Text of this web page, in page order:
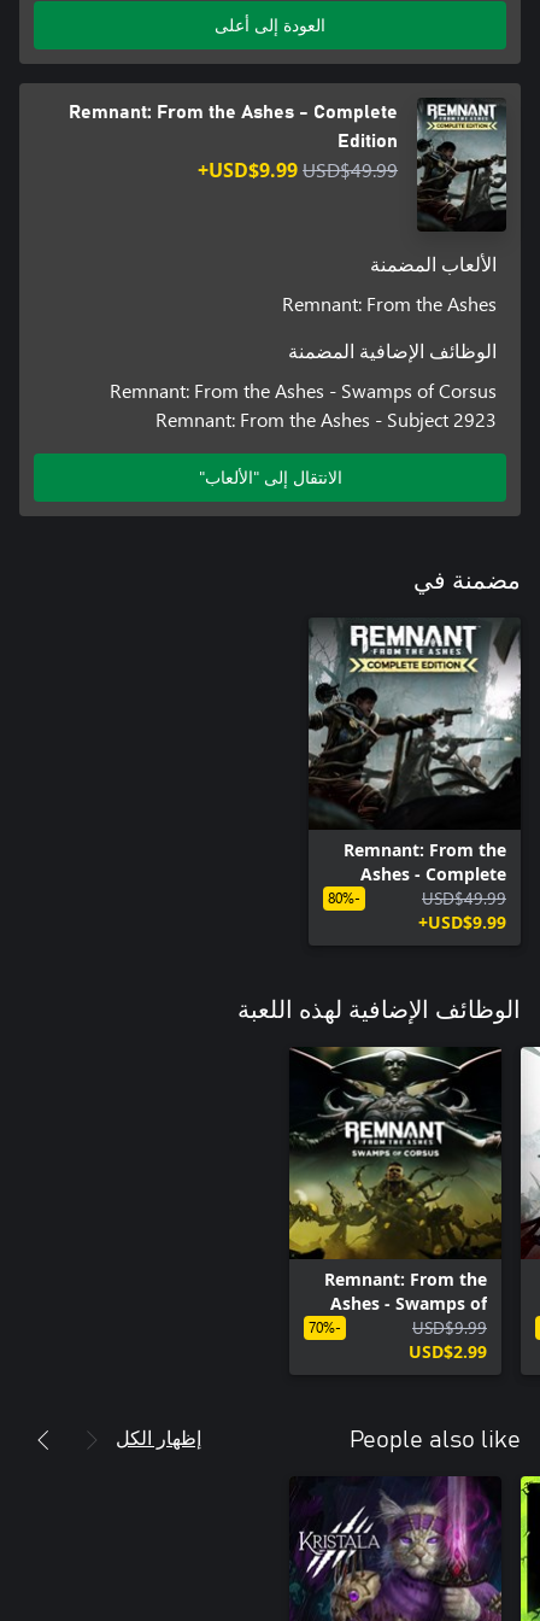
Invading other worlds to seek an end to the Root is dangerous
and survival is far from guaranteed. Team up with up to two
other players to increase your chances of survival. Teamwork is
and unlock its greatest rewards.
العودة إلى أعلى
Remnant: From the Ashes - Complete
Edition
USD$49.99
USD$9.99+
الألعاب المضمنة
Remnant: From the Ashes
الوظائف الإضافية المضمنة
Remnant: From the Ashes - Swamps of Corsus
Remnant: From the Ashes - Subject 2923
الانتقال إلى "الألعاب"
مضمنة في
Remnant: From the
Ashes - Complete
Edition
USD$49.99
USD$9.99+
-80%
الوظائف الإضافية لهذه اللعبة
Remnant: From the
Ashes - Swamps of
Corsus
USD$9.99
USD$2.99
-70%
People also like إظهار الكل